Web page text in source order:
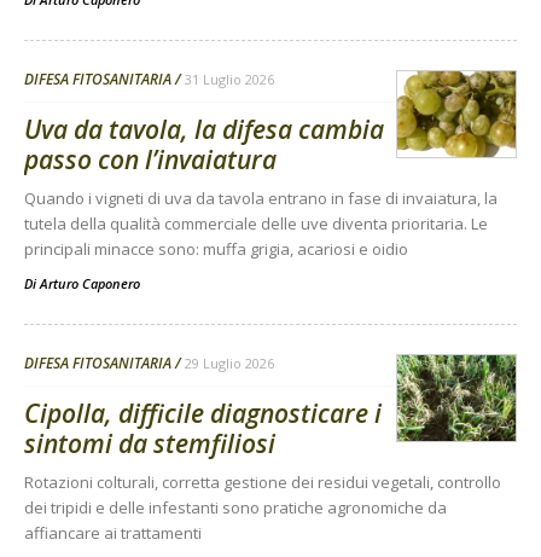
DIFESA FITOSANITARIA 31 Luglio 2026
Uva da tavola, la difesa cambia
passo con l’invaiatura
Quando i vigneti di uva da tavola entrano in fase di invaiatura, la
tutela della qualità commerciale delle uve diventa prioritaria. Le
principali minacce sono: muffa grigia, acariosi e oidio
DiArturo Caponero
DIFESA FITOSANITARIA 29 Luglio 2026
Cipolla, difficile diagnosticare i
sintomi da stemfiliosi
Rotazioni colturali, corretta gestione dei residui vegetali, controllo
dei tripidi e delle infestanti sono pratiche agronomiche da
affiancare ai trattamenti